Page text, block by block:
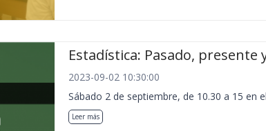
Estadística: Pasado,
2023-09-02 10:30:00
Sábado 2 de septiembre, de 10.30 a 15 en
Leer más